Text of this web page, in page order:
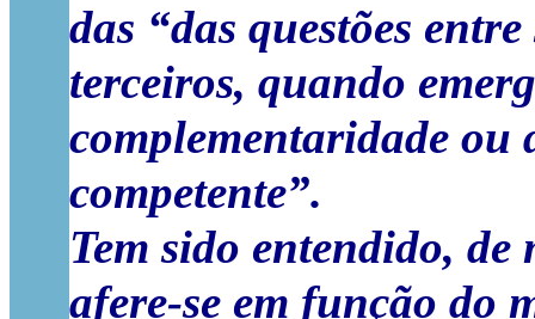
das “das questões
terceiros, quando
complementaridade ou
competente”.
Tem sido entendido,
afere-se em função do